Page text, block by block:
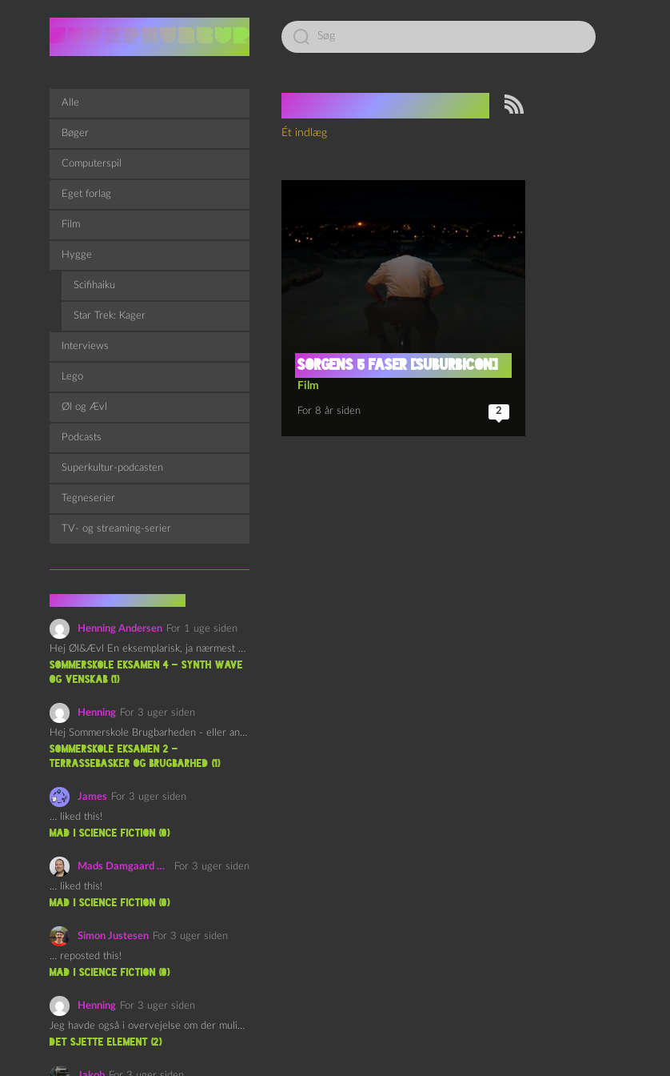
Led
efter:
Ét indlæg
Sorgens 5 faser [Suburbicon]
Film
For 8 år siden 2
Alle
Bøger
Computerspil
Eget forlag
Film
Hygge
Scifihaiku
Star Trek: Kager
Interviews
Lego
Øl og Ævl
Podcasts
Superkultur-podcasten
Tegneserier
TV- og streaming-serier
Henning Andersen For 1 uge siden
Hej Øl&Ævl En eksemplarisk, ja nærmest yndefuld, afslutning på SOMMERSKOLEN.…
Sommerskole Eksamen 4 – Synth Wave
og Venskab (1)
Henning For 3 uger siden
Hej Sommerskole Brugbarheden - eller anvendeligheden - af "Øl&Ævl" er…
Sommerskole Eksamen 2 –
Terrassebasker og Brugbarhed (1)
James For 3 uger siden
… liked this!
mad i science fiction (0)
Mads Damgaard Mortensen (Å)
For 3 uger siden
… liked this!
mad i science fiction (0)
Simon Justesen For 3 uger siden
… reposted this!
mad i science fiction (0)
Henning For 3 uger siden
Jeg havde også i overvejelse om der muligvis kunne være…
det sjette element (2)